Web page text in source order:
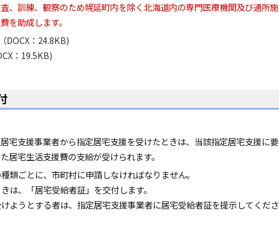
、訓練、観察のため幌延町内を除く北海道内の専門医療機関及び通所施
を助成します。
DOCX：24.8KB)
：19.5KB)
宅支援事業者から指定居宅支援を受けたときは、当該指定居宅支援に要
居宅生活支援費の支給が受けられます。
類ごとに、市町村に申請しなければなりません。
は、「居宅受給者証」を交付します。
ようとする者は、指定居宅支援事業者に居宅受給者証を提示してくださ